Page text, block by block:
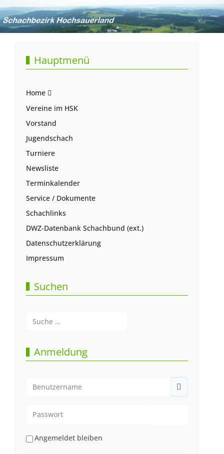
Hauptmenü
Home
Vereine im HSK
Vorstand
Jugendschach
Turniere
Newsliste
Terminkalender
Service / Dokumente
Schachlinks
DWZ-Datenbank Schachbund (ext.)
Datenschutzerklärung
Impressum
Suchen
Anmeldung
Angemeldet bleiben